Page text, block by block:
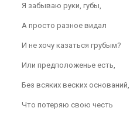
Я забываю руки, губы,
А просто разное видал
И не хочу казаться грубым?
Или предположенье есть,
Без всяких веских оснований,
Что потеряю свою честь